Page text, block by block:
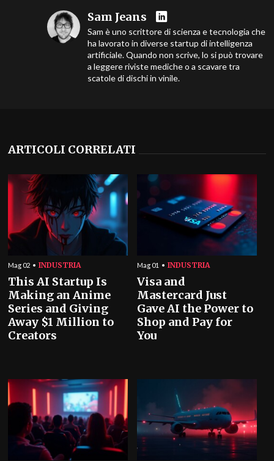
Sam Jeans
Sam è uno scrittore di scienza e tecnologia che
ha lavorato in diverse startup di intelligenza
artificiale. Quando non scrive, lo si può trovare
a leggere riviste mediche o a scavare tra
scatole di dischi in vinile.
ARTICOLI CORRELATI
Mag 02 INDUSTRIA
This AI Startup Is
Making an Anime
Series and Giving
Away $1 Million to
Creators
Mag 01 INDUSTRIA
Visa and
Mastercard Just
Gave AI the Power to
Shop and Pay for
You